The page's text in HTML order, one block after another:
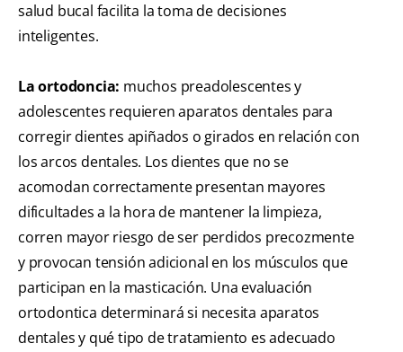
salud bucal facilita la toma de decisiones
inteligentes.
La ortodoncia: muchos preadolescentes y
adolescentes requieren aparatos dentales para
corregir dientes apiñados o girados en relación con
los arcos dentales. Los dientes que no se
acomodan correctamente presentan mayores
dificultades a la hora de mantener la limpieza,
corren mayor riesgo de ser perdidos precozmente
y provocan tensión adicional en los músculos que
participan en la masticación. Una evaluación
ortodontica determinará si necesita aparatos
dentales y qué tipo de tratamiento es adecuado